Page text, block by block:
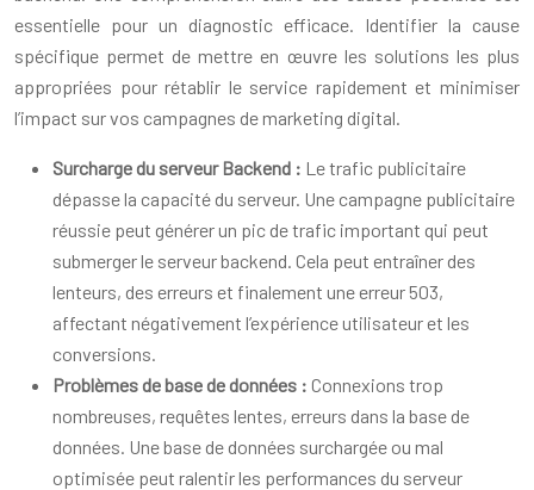
essentielle pour un diagnostic efficace. Identifier la cause
spécifique permet de mettre en œuvre les solutions les plus
appropriées pour rétablir le service rapidement et minimiser
l’impact sur vos campagnes de marketing digital.
Surcharge du serveur Backend : Le trafic publicitaire
dépasse la capacité du serveur. Une campagne publicitaire
réussie peut générer un pic de trafic important qui peut
submerger le serveur backend. Cela peut entraîner des
lenteurs, des erreurs et finalement une erreur 503,
affectant négativement l’expérience utilisateur et les
conversions.
Problèmes de base de données : Connexions trop
nombreuses, requêtes lentes, erreurs dans la base de
données. Une base de données surchargée ou mal
optimisée peut ralentir les performances du serveur